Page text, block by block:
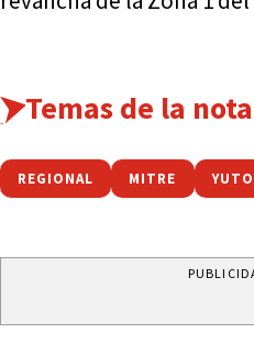
Temas de la nota
REGIONAL MITRE YUTO